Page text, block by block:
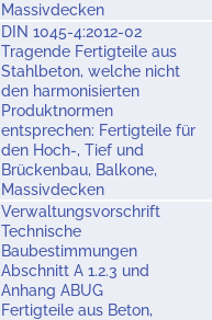
Massivdecken
DIN 1045-4:2012-02
Tragende Fertigteile aus
Stahlbeton, welche nicht
den harmonisierten
Produktnormen
entsprechen: Fertigteile für
den Hoch-, Tief und
Brückenbau, Balkone,
Massivdecken
Verwaltungsvorschrift
Technische
Baubestimmungen
Abschnitt A 1.2.3 und
Anhang ABUG
Fertigteile aus Beton,